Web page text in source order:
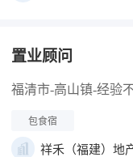
置业顾问
福清市-高山镇-经验
包食宿
祥禾（福建）地